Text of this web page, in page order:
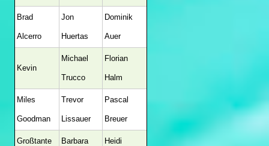
Brad
Alcerro
Jon
Huertas
Dominik
Auer
Kevin
Michael
Trucco
Florian
Halm
Miles
Goodman
Trevor
Lissauer
Pascal
Breuer
Großtante Barbara Heidi